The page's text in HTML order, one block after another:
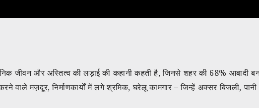
जीवन और अस्तित्व की लड़ाई की कहानी कहती है, जिनसे शहर की 68% आबादी
मज़दूर, निर्माणकार्यों में लगे श्रमिक, घरेलू कामगार – जिन्हें अक्सर बिजली,